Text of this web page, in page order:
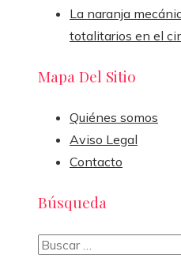
La naranja
totalitarios en el
Mapa Del Sitio
Quiénes somos
Aviso Legal
Contacto
Búsqueda
Buscar: